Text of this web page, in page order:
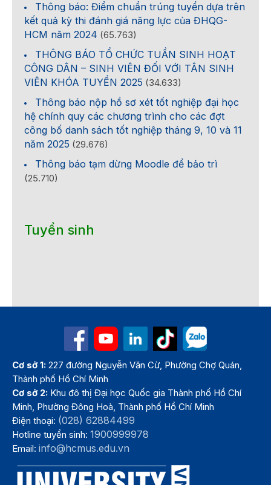
Thông báo: Điểm chuẩn trúng tuyển dựa trên
kết quả kỳ thi đánh giá năng lực của ĐHQG-
HCM năm 2024 (65.763)
THÔNG BÁO TỔ CHỨC TUẦN SINH HOẠT
CÔNG DÂN – SINH VIÊN ĐỐI VỚI TÂN SINH
VIÊN KHÓA TUYỂN 2025 (34.633)
Thông báo nộp hồ sơ xét tốt nghiệp đại học
hệ chính quy các chương trình cho các đợt
công bố danh sách tốt nghiệp tháng 9, 10 và 11
năm 2025 (29.676)
Thông báo tạm dừng Moodle để bảo trì
(25.710)
Tuyển sinh
Cơ sở 1: 227 đường Nguyễn Văn Cừ, Phường Chợ Quán,
Thành phố Hồ Chí Minh
Cơ sở 2: Khu đô thị Đại học Quốc gia Thành phố Hồ Chí
Minh, Phường Đông Hoà, Thành phố Hồ Chí Minh
Điện thoại: (028) 62884499
Hotline tuyển sinh:1900999978
Email:info@hcmus.edu.vn